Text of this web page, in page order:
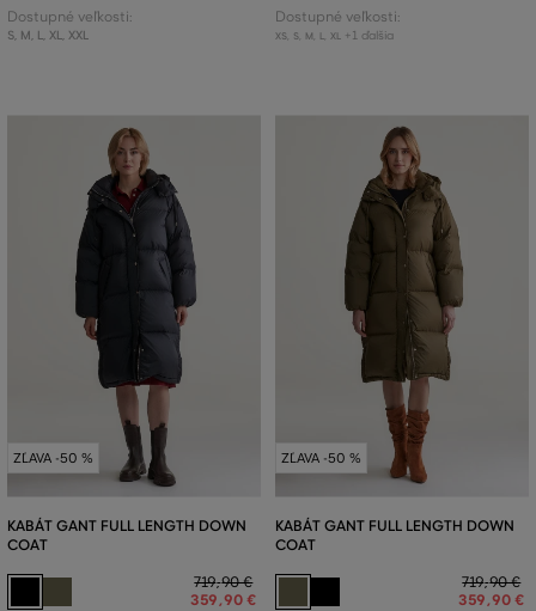
Dostupné veľkosti:
S, M, L, XL, XXL
Dostupné veľkosti:
XS, S, M L XL +1 ďalšia
ZĽAVA -50 %
KABÁT GANT FULL LENGTH DOWN
COAT
719,90 €
359,90 €
ZĽAVA -50 %
KABÁT GANT FULL LENGTH DOWN
COAT
719,90 €
359,90 €